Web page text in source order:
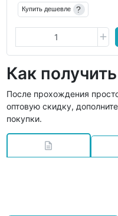
Купить дешевле ?
Как
После прохождения
оптовую скидку,
покупки.